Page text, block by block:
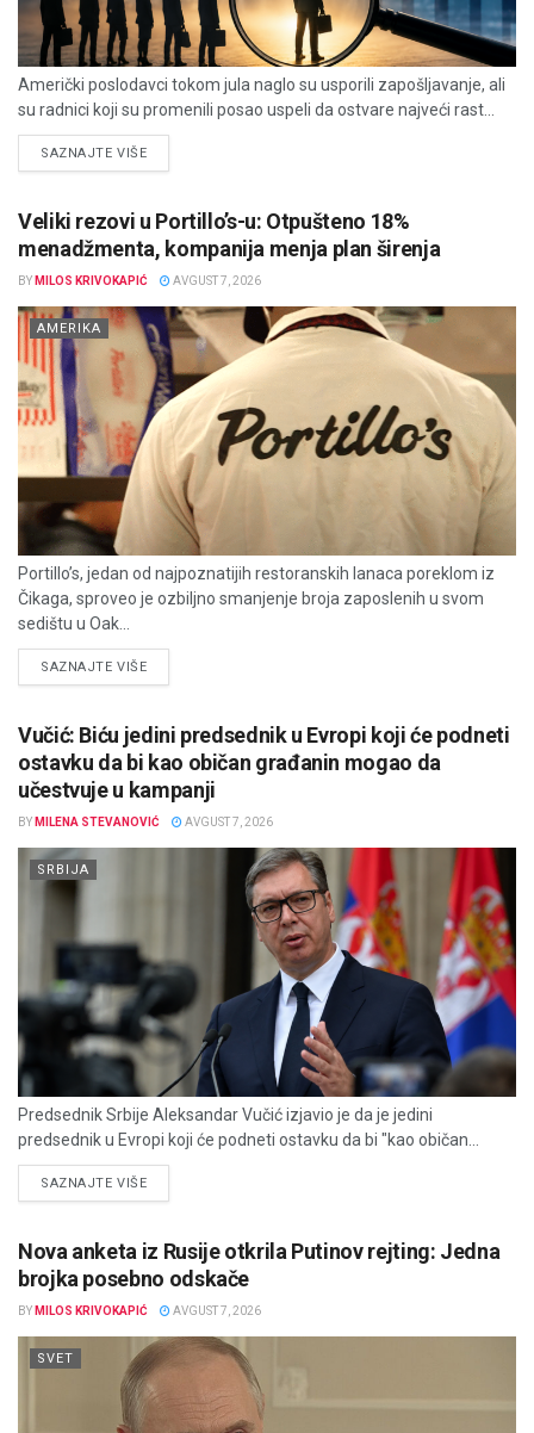
Američki poslodavci tokom jula naglo su usporili zapošljavanje, ali
su radnici koji su promenili posao uspeli da ostvare najveći rast...
SAZNAJTE VIŠEDETAILS
Veliki rezovi u Portillo’s-u: Otpušteno 18%
menadžmenta, kompanija menja plan širenja
BY MILOS KRIVOKAPIĆ AVGUST 7, 2026
AMERIKA
Portillo’s, jedan od najpoznatijih restoranskih lanaca poreklom iz
Čikaga, sproveo je ozbiljno smanjenje broja zaposlenih u svom
sedištu u Oak...
SAZNAJTE VIŠEDETAILS
Vučić: Biću jedini predsednik u Evropi koji će podneti
ostavku da bi kao običan građanin mogao da
učestvuje u kampanji
BY MILENA STEVANOVIĆ AVGUST 7, 2026
SRBIJA
Predsednik Srbije Aleksandar Vučić izjavio je da je jedini
predsednik u Evropi koji će podneti ostavku da bi "kao običan...
SAZNAJTE VIŠEDETAILS
Nova anketa iz Rusije otkrila Putinov rejting: Jedna
brojka posebno odskače
BY MILOS KRIVOKAPIĆ AVGUST 7, 2026
SVET